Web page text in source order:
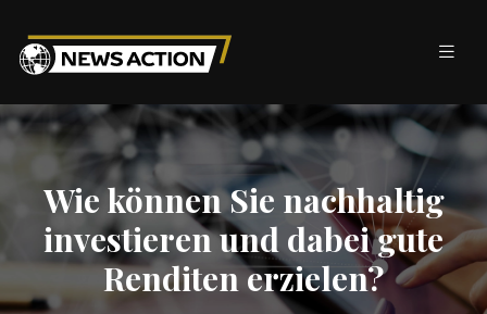
Wie können Sie nachhaltig
investieren und dabei gute
Renditen erzielen?